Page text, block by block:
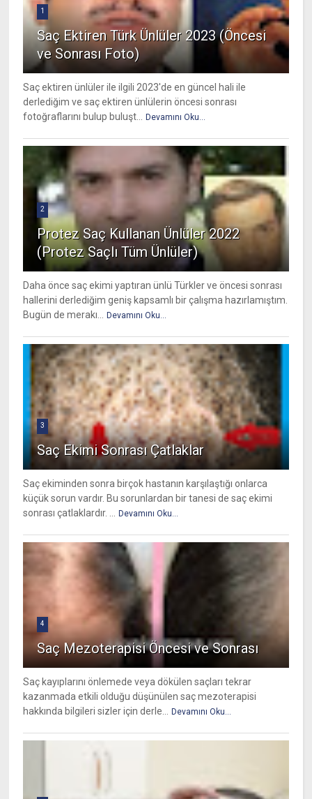
1
Saç Ektiren Türk Ünlüler 2023 (Öncesi
ve Sonrası Foto)
Saç ektiren ünlüler ile ilgili 2023'de en güncel hali ile
derlediğim ve saç ektiren ünlülerin öncesi sonrası
fotoğraflarını bulup buluşt... Devamını Oku...
2
Protez Saç Kullanan Ünlüler 2022
(Protez Saçlı Tüm Ünlüler)
Daha önce saç ekimi yaptıran ünlü Türkler ve öncesi sonrası
hallerini derlediğim geniş kapsamlı bir çalışma hazırlamıştım.
Bugün de merakı... Devamını Oku...
3
Saç Ekimi Sonrası Çatlaklar
Saç ekiminden sonra birçok hastanın karşılaştığı onlarca
küçük sorun vardır. Bu sorunlardan bir tanesi de saç ekimi
sonrası çatlaklardır. ... Devamını Oku...
4
Saç Mezoterapisi Öncesi ve Sonrası
Saç kayıplarını önlemede veya dökülen saçları tekrar
kazanmada etkili olduğu düşünülen saç mezoterapisi
hakkında bilgileri sizler için derle... Devamını Oku...